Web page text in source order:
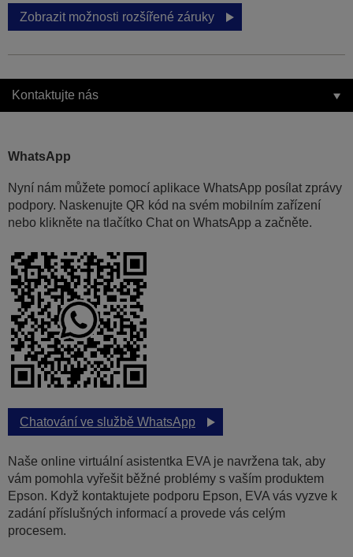
Zobrazit možnosti rozšířené záruky
Kontaktujte nás
WhatsApp
Nyní nám můžete pomocí aplikace WhatsApp posílat zprávy
podpory. Naskenujte QR kód na svém mobilním zařízení
nebo klikněte na tlačítko Chat on WhatsApp a začněte.
Chatování ve službě WhatsApp
Naše online virtuální asistentka EVA je navržena tak, aby
vám pomohla vyřešit běžné problémy s vaším produktem
Epson. Když kontaktujete podporu Epson, EVA vás vyzve k
zadání příslušných informací a provede vás celým
procesem.